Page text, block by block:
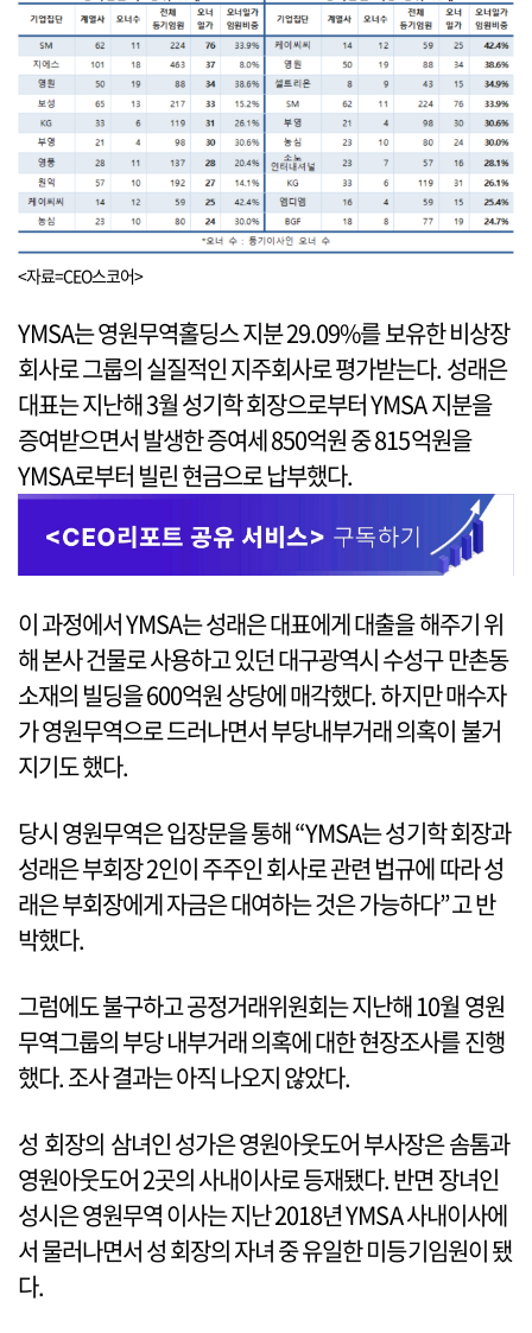
<자료=CEO스코어>
YMSA는 영원무역홀딩스 지분 29.09%를 보유한 비상장
회사로 그룹의 실질적인 지주회사로 평가받는다. 성래은
대표는 지난해 3월 성기학 회장으로부터 YMSA 지분을
증여받으면서 발생한 증여세 850억원 중 815억원을
YMSA로부터 빌린 현금으로 납부했다.
이 과정에서 YMSA는 성래은 대표에게 대출을 해주기 위
해 본사 건물로 사용하고 있던 대구광역시 수성구 만촌동
소재의 빌딩을 600억원 상당에 매각했다. 하지만 매수자
가 영원무역으로 드러나면서 부당내부거래 의혹이 불거
지기도 했다.
당시 영원무역은 입장문을 통해 “YMSA는 성기학 회장과
성래은 부회장 2인이 주주인 회사로 관련 법규에 따라 성
래은 부회장에게 자금은 대여하는 것은 가능하다”고 반
박했다.
그럼에도 불구하고 공정거래위원회는 지난해 10월 영원
무역그룹의 부당 내부거래 의혹에 대한 현장조사를 진행
했다. 조사 결과는 아직 나오지 않았다.
성 회장의 삼녀인 성가은 영원아웃도어 부사장은 솜톰과
영원아웃도어 2곳의 사내이사로 등재됐다. 반면 장녀인
성시은 영원무역 이사는 지난 2018년 YMSA 사내이사에
서 물러나면서 성 회장의 자녀 중 유일한 미등기임원이 됐
다.